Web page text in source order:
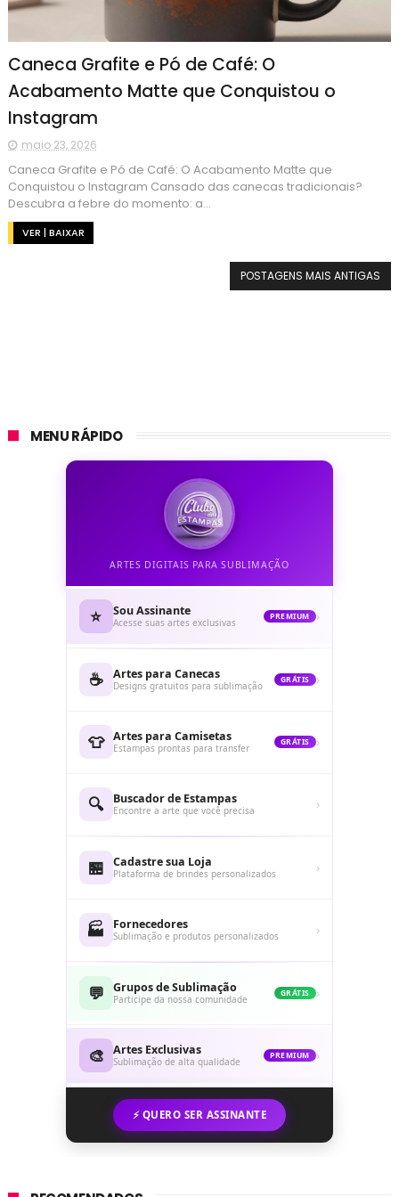
Caneca Grafite e Pó de Café: O
Acabamento Matte que Conquistou o
Instagram
maio 23, 2026
Caneca Grafite e Pó de Café: O Acabamento Matte que
Conquistou o Instagram Cansado das canecas tradicionais?
Descubra a febre do momento: a...
VER | BAIXAR
POSTAGENS MAIS ANTIGAS
MENU RÁPIDO
ARTES DIGITAIS PARA SUBLIMAÇÃO
⭐ Sou Assinante
Acesse suas artes exclusivas
PREMIUM ›
☕ Artes para Canecas
Designs gratuitos para sublimação
GRÁTIS ›
👕 Artes para Camisetas
Estampas prontas para transfer
GRÁTIS ›
🔍 Buscador de Estampas
Encontre a arte que você precisa ›
🏪 Cadastre sua Loja
Plataforma de brindes personalizados ›
🏭 Fornecedores
Sublimação e produtos personalizados ›
💬 Grupos de Sublimação
Participe da nossa comunidade
GRÁTIS ›
🎨 Artes Exclusivas
Sublimação de alta qualidade
PREMIUM ›
⚡ QUERO SER ASSINANTE